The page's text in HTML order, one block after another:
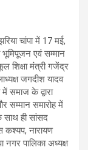
चांपा में 17 मई,
भूमिपूजन एवं सम्मान
शिक्षा मंत्री गजेंद्र
जगदीश यादव
समाज के द्वारा
सम्मान समारोह में
साथ ही सांसद
कश्यप, नारायण
पालिका अध्यक्ष